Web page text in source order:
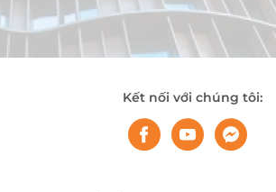
Kết nối với chúng tôi: